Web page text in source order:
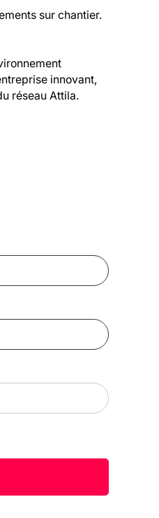
sur chantier.
innovant,
réseau Attila.